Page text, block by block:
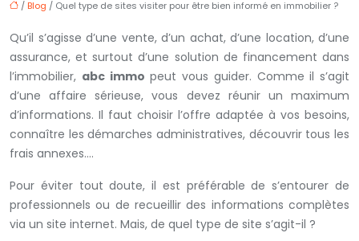
/ Blog / Quel type de sites visiter pour être bien informé en immobilier ?
Qu’il s’agisse d’une vente, d’un achat, d’une location, d’une
assurance, et surtout d’une solution de financement dans
l’immobilier, abc immo peut vous guider. Comme il s’agit
d’une affaire sérieuse, vous devez réunir un maximum
d’informations. Il faut choisir l’offre adaptée à vos besoins,
connaître les démarches administratives, découvrir tous les
frais annexes….
Pour éviter tout doute, il est préférable de s’entourer de
professionnels ou de recueillir des informations complètes
via un site internet. Mais, de quel type de site s’agit-il ?